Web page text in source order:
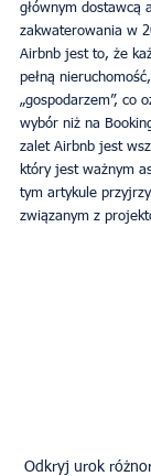
głównym dostawcą
zakwaterowania w
Airbnb jest to, że
pełną
„gospodarzem”, co
wybór niż na
zalet Airbnb jest
który jest ważnym
tym artykule
związanym z
Odkryj urok